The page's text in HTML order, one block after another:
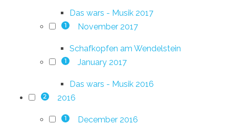
Das wars - Musik 2017
1 November 2017
Schafkopfen am Wendelstein
1 January 2017
Das wars - Musik 2016
2 2016
1 December 2016